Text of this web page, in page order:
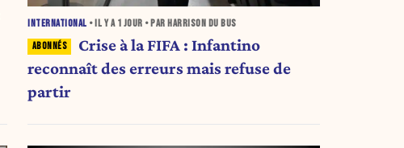
INTERNATIONAL • IL Y A 1 JOUR • PAR HARRISON DU BUS
Crise à la FIFA : Infantino
reconnaît des erreurs mais refuse de
partir